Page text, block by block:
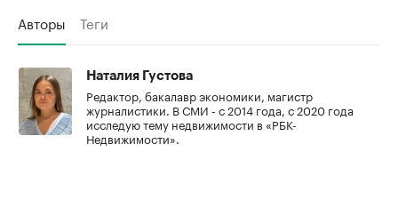
Авторы Теги
Наталия Густова
Редактор, бакалавр экономики, магистр
журналистики. В СМИ - с 2014 года, с 2020 года
исследую тему недвижимости в «РБК-
Недвижимости».